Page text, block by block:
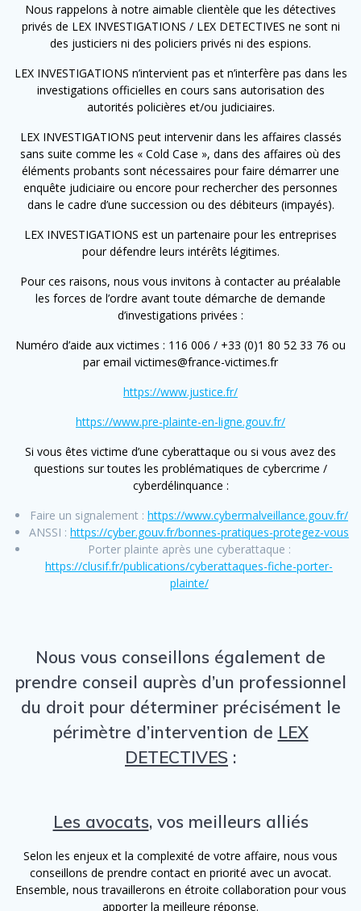
Nous rappelons à notre aimable clientèle que les détectives
privés de LEX INVESTIGATIONS / LEX DETECTIVES ne sont ni
des justiciers ni des policiers privés ni des espions.
LEX INVESTIGATIONS n’intervient pas et n’interfère pas dans les
investigations officielles en cours sans autorisation des
autorités policières et/ou judiciaires.
LEX INVESTIGATIONS peut intervenir dans les affaires classés
sans suite comme les « Cold Case », dans des affaires où des
éléments probants sont nécessaires pour faire démarrer une
enquête judiciaire ou encore pour rechercher des personnes
dans le cadre d’une succession ou des débiteurs (impayés).
LEX INVESTIGATIONS est un partenaire pour les entreprises
pour défendre leurs intérêts légitimes.
Pour ces raisons, nous vous invitons à contacter au préalable
les forces de l’ordre avant toute démarche de demande
d’investigations privées :
Numéro d’aide aux victimes : 116 006 / +33 (0)1 80 52 33 76 ou
par email victimes@france-victimes.fr
https://www.justice.fr/
https://www.pre-plainte-en-ligne.gouv.fr/
Si vous êtes victime d’une cyberattaque ou si vous avez des
questions sur toutes les problématiques de cybercrime /
cyberdélinquance :
Faire un signalement : https://www.cybermalveillance.gouv.fr/
ANSSI : https://cyber.gouv.fr/bonnes-pratiques-protegez-vous
Porter plainte après une cyberattaque :
https://clusif.fr/publications/cyberattaques-fiche-porter-
plainte/
Nous vous conseillons également de
prendre conseil auprès d’un professionnel
du droit pour déterminer précisément le
périmètre d’intervention de LEX
DETECTIVES :
Les avocats, vos meilleurs alliés
Selon les enjeux et la complexité de votre affaire, nous vous
conseillons de prendre contact en priorité avec un avocat.
Ensemble, nous travaillerons en étroite collaboration pour vous
apporter la meilleure réponse.